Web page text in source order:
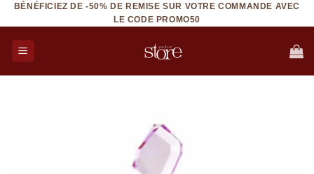
Aller
au
contenu
BÉNÉFICIEZ DE -50% DE REMISE SUR VOTRE COMMANDE AVEC
LE CODE PROMO50